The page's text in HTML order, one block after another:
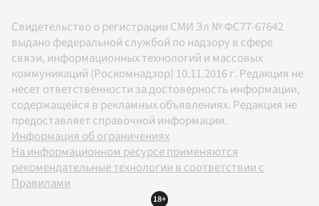
Свидетельство о регистрации СМИ Эл № ФС77-67642
выдано федеральной службой по надзору в сфере
связи, информационных технологий и массовых
коммуникаций (Роскомнадзор) 10.11.2016 г. Редакция не
несет ответственности за достоверность информации,
содержащейся в рекламных объявлениях. Редакция не
предоставляет справочной информации.
Информация об ограничениях
На информационном ресурсе применяются
рекомендательные технологии в соответствии с
Правилами
18+